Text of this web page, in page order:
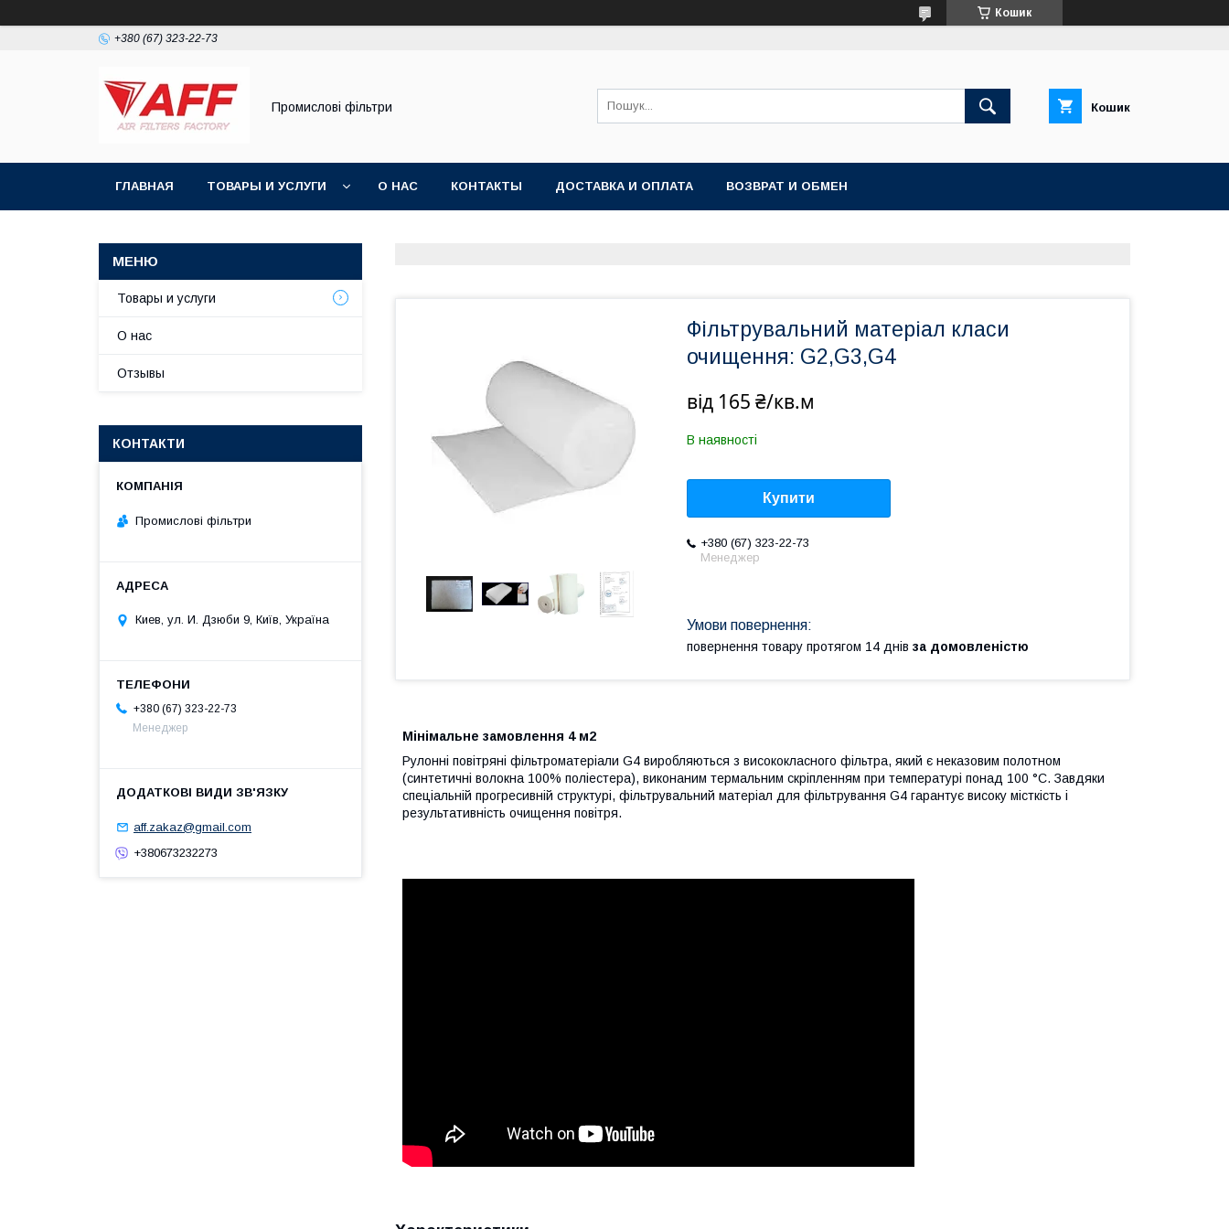
Кошик
+380 (67) 323-22-73
Промислові фільтри Кошик
ГЛАВНАЯ ТОВАРЫ И УСЛУГИ О НАС КОНТАКТЫ ДОСТАВКА И ОПЛАТА ВОЗВРАТ И ОБМЕН
Фільтрувальний матеріал класи
очищення: G2,G3,G4
від 165 ₴/кв.м
В наявності
Купити
+380 (67) 323-22-73
Менеджер
повернення товару протягом 14 днів за домовленістю
Мінімальне замовлення 4 м2
Рулонні повітряні фільтроматеріали G4 виробляються з висококласного фільтра, який є неказовим полотном
(синтетичні волокна 100% поліестера), виконаним термальним скріпленням при температурі понад 100 °С. Завдяки
спеціальній прогресивній структурі, фільтрувальний матеріал для фільтрування G4 гарантує високу місткість і
результативність очищення повітря.
Товары и услуги
О нас
Отзывы
КОНТАКТИ
Промислові фільтри
Киев, ул. И. Дзюби 9, Київ, Україна
+380 (67) 323-22-73
Менеджер
aff.zakaz@gmail.com
+380673232273